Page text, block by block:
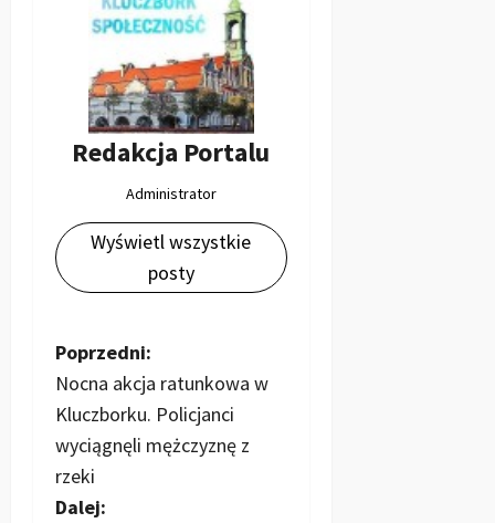
Redakcja Portalu
Administrator
Wyświetl wszystkie
posty
Z
o
b
a
Poprzedni:
Nocna akcja ratunkowa w
Kluczborku. Policjanci
wyciągnęli mężczyznę z
rzeki
Dalej: